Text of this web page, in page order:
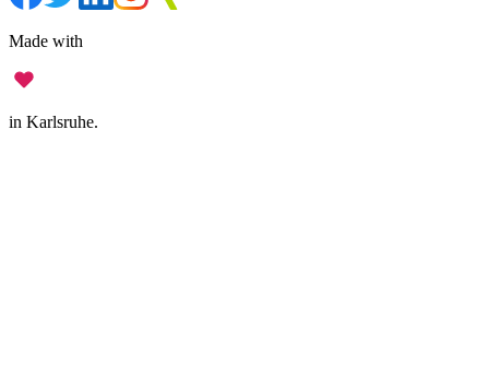
Made with
in Karlsruhe.